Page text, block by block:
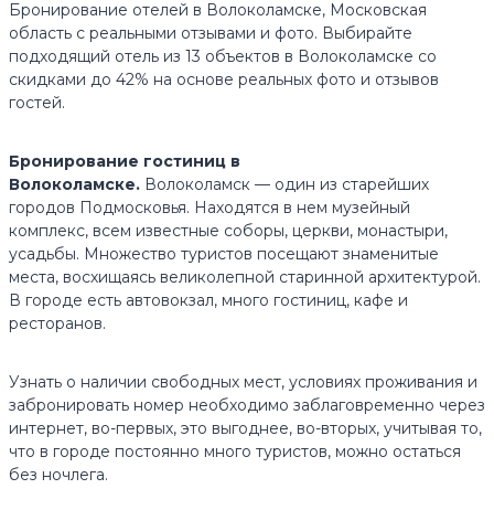
Бронирование отелей в Волоколамске, Московская
область с реальными отзывами и фото. Выбирайте
подходящий отель из 13 объектов в Волоколамске со
скидками до 42% на основе реальных фото и отзывов
гостей.
Бронирование гостиниц в
Волоколамске. Волоколамск — один из старейших
городов Подмосковья. Находятся в нем музейный
комплекс, всем известные соборы, церкви, монастыри,
усадьбы. Множество туристов посещают знаменитые
места, восхищаясь великолепной старинной архитектурой.
В городе есть автовокзал, много гостиниц, кафе и
ресторанов.
Узнать о наличии свободных мест, условиях проживания и
забронировать номер необходимо заблаговременно через
интернет, во-первых, это выгоднее, во-вторых, учитывая то,
что в городе постоянно много туристов, можно остаться
без ночлега.